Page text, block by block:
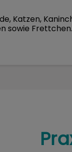
Katzen,
sowie Frettchen.